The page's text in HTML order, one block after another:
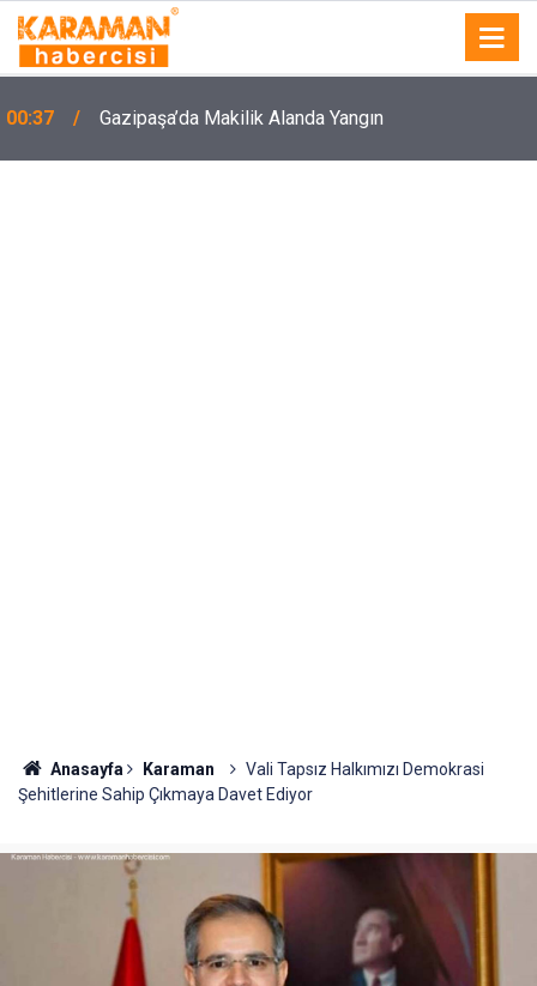
00:37 Gazipaşa’da Makilik Alanda Yangın
Anasayfa Karaman
Vali Tapsız Halkımızı Demokrasi
Şehitlerine Sahip Çıkmaya Davet Ediyor